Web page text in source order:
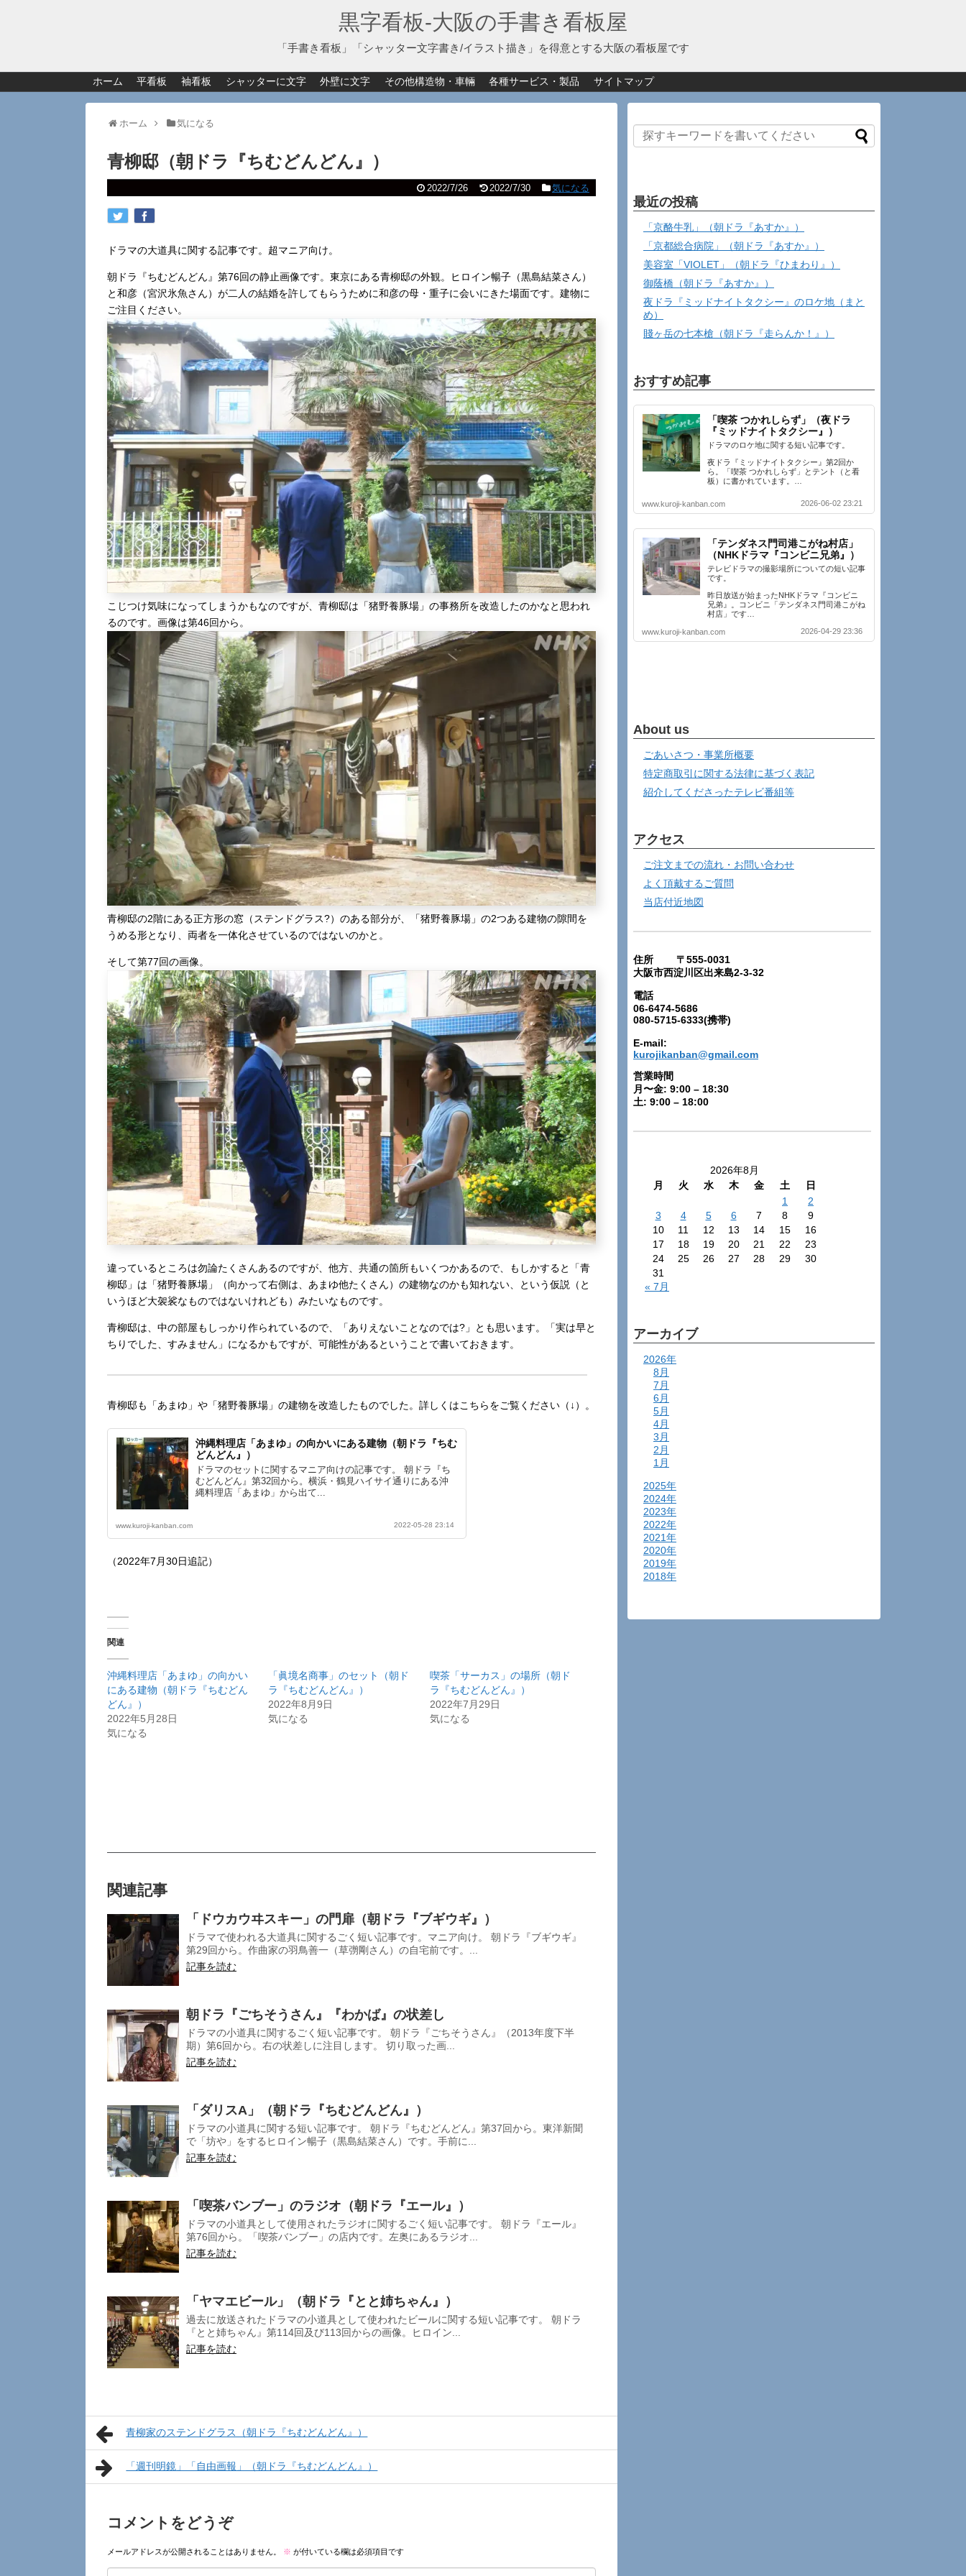
黒字看板‐大阪の手書き看板屋
「手書き看板」「シャッター文字書き/イラスト描き」を得意とする大阪の看板屋です
ホーム 平看板 袖看板 シャッターに文字 外壁に文字 その他構造物・車輛 各種サービス・製品 サイトマップ
ホーム 気になる
青柳邸（朝ドラ『ちむどんどん』）
2022/7/26 2022/7/30 気になる
ドラマの大道具に関する記事です。超マニア向け。
朝ドラ『ちむどんどん』第76回の静止画像です。東京にある青柳邸の外観。ヒロイン暢子（黒島結菜さん）
と和彦（宮沢氷魚さん）が二人の結婚を許してもらうために和彦の母・重子に会いにきた場面です。建物に
ご注目ください。
こじつけ気味になってしまうかもなのですが、青柳邸は「猪野養豚場」の事務所を改造したのかなと思われ
るのです。画像は第46回から。
青柳邸の2階にある正方形の窓（ステンドグラス?）のある部分が、「猪野養豚場」の2つある建物の隙間を
うめる形となり、両者を一体化させているのではないのかと。
そして第77回の画像。
違っているところは勿論たくさんあるのですが、他方、共通の箇所もいくつかあるので、もしかすると「青
柳邸」は「猪野養豚場」（向かって右側は、あまゆ他たくさん）の建物なのかも知れない、という仮説（と
いうほど大袈裟なものではないけれども）みたいなものです。
青柳邸は、中の部屋もしっかり作られているので、「ありえないことなのでは?」とも思います。「実は早と
ちりでした、すみません」になるかもですが、可能性があるということで書いておきます。
青柳邸も「あまゆ」や「猪野養豚場」の建物を改造したものでした。詳しくはこちらをご覧ください（↓）。
沖縄料理店「あまゆ」の向かいにある建物（朝ドラ『ちむ
どんどん』）
ドラマのセットに関するマニア向けの記事です。 朝ドラ『ち
むどんどん』第32回から。横浜・鶴見ハイサイ通りにある沖
縄料理店「あまゆ」から出て...
www.kuroji-kanban.com 2022-05-28 23:14
（2022年7月30日追記）
関連
沖縄料理店「あまゆ」の向かい
にある建物（朝ドラ『ちむどん
どん』）
2022年5月28日
気になる
「眞境名商事」のセット（朝ド
ラ『ちむどんどん』）
2022年8月9日
気になる
喫茶「サーカス」の場所（朝ド
ラ『ちむどんどん』）
2022年7月29日
気になる
関連記事
「ドウカウヰスキー」の門扉（朝ドラ『ブギウギ』）
ドラマで使われる大道具に関するごく短い記事です。マニア向け。 朝ドラ『ブギウギ』
第29回から。作曲家の羽鳥善一（草彅剛さん）の自宅前です。...
記事を読む
朝ドラ『ごちそうさん』『わかば』の状差し
ドラマの小道具に関するごく短い記事です。 朝ドラ『ごちそうさん』（2013年度下半
期）第6回から。右の状差しに注目します。 切り取った画...
記事を読む
「ダリスA」（朝ドラ『ちむどんどん』）
ドラマの小道具に関する短い記事です。 朝ドラ『ちむどんどん』第37回から。東洋新聞
で「坊や」をするヒロイン暢子（黒島結菜さん）です。手前に...
記事を読む
「喫茶バンブー」のラジオ（朝ドラ『エール』）
ドラマの小道具として使用されたラジオに関するごく短い記事です。 朝ドラ『エール』
第76回から。「喫茶バンブー」の店内です。左奥にあるラジオ...
記事を読む
「ヤマエビール」（朝ドラ『とと姉ちゃん』）
過去に放送されたドラマの小道具として使われたビールに関する短い記事です。 朝ドラ
『とと姉ちゃん』第114回及び113回からの画像。ヒロイン...
記事を読む
青柳家のステンドグラス（朝ドラ『ちむどんどん』）
「週刊明鏡」「自由画報」（朝ドラ『ちむどんどん』）
コメントをどうぞ
メールアドレスが公開されることはありません。 ※ が付いている欄は必須項目です
最近の投稿
「京酪牛乳」（朝ドラ『あすか』）
「京都総合病院」（朝ドラ『あすか』）
美容室「VIOLET」（朝ドラ『ひまわり』）
御蔭橋（朝ドラ『あすか』）
夜ドラ『ミッドナイトタクシー』のロケ地（まと
め）
賤ヶ岳の七本槍（朝ドラ『走らんか！』）
おすすめ記事
「喫茶 つかれしらず」（夜ドラ
『ミッドナイトタクシー』）
ドラマのロケ地に関する短い記事です。
夜ドラ『ミッドナイトタクシー』第2回か
ら。「喫茶 つかれしらず」とテント（と看
板）に書かれています。…
www.kuroji-kanban.com 2026-06-02 23:21
「テンダネス門司港こがね村店」
（NHKドラマ『コンビニ兄弟』）
テレビドラマの撮影場所についての短い記事
です。
昨日放送が始まったNHKドラマ『コンビニ
兄弟』。コンビニ「テンダネス門司港こがね
村店」です…
www.kuroji-kanban.com 2026-04-29 23:36
About us
ごあいさつ・事業所概要
特定商取引に関する法律に基づく表記
紹介してくださったテレビ番組等
アクセス
ご注文までの流れ・お問い合わせ
よく頂戴するご質問
当店付近地図
住所 〒555-0031
大阪市西淀川区出来島2-3-32
電話
06-6474-5686
080-5715-6333(携帯)
E-mail:
kurojikanban@gmail.com
営業時間
月〜金: 9:00 – 18:30
土: 9:00 – 18:00
2026年8月
月
火 水 木 金 土
日
1
2
3
4 5 6 7 8
9
10
11 12 13 14 15
16
17
18 19 20 21 22
23
24
25 26 27 28 29
30
31
« 7月
アーカイブ
2026年
8月
7月
6月
5月
4月
3月
2月
1月
2025年
2024年
2023年
2022年
2021年
2020年
2019年
2018年